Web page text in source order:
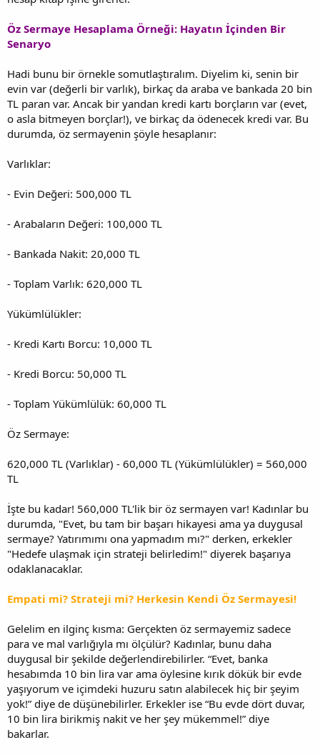
Öz Sermaye Hesaplama Örneği: Hayatın İçinden Bir
Senaryo
Hadi bunu bir örnekle somutlaştıralım. Diyelim ki, senin bir
evin var (değerli bir varlık), birkaç da araba ve bankada 20 bin
TL paran var. Ancak bir yandan kredi kartı borçların var (evet,
o asla bitmeyen borçlar!), ve birkaç da ödenecek kredi var. Bu
durumda, öz sermayenin şöyle hesaplanır:
Varlıklar:
- Evin Değeri: 500,000 TL
- Arabaların Değeri: 100,000 TL
- Bankada Nakit: 20,000 TL
- Toplam Varlık: 620,000 TL
Yükümlülükler:
- Kredi Kartı Borcu: 10,000 TL
- Kredi Borcu: 50,000 TL
- Toplam Yükümlülük: 60,000 TL
Öz Sermaye:
620,000 TL (Varlıklar) - 60,000 TL (Yükümlülükler) = 560,000
TL
İşte bu kadar! 560,000 TL'lik bir öz sermayen var! Kadınlar bu
durumda, "Evet, bu tam bir başarı hikayesi ama ya duygusal
sermaye? Yatırımımı ona yapmadım mı?" derken, erkekler
"Hedefe ulaşmak için strateji belirledim!" diyerek başarıya
odaklanacaklar.
Empati mi? Strateji mi? Herkesin Kendi Öz Sermayesi!
Gelelim en ilginç kısma: Gerçekten öz sermayemiz sadece
para ve mal varlığıyla mı ölçülür? Kadınlar, bunu daha
duygusal bir şekilde değerlendirebilirler. “Evet, banka
hesabımda 10 bin lira var ama öylesine kırık dökük bir evde
yaşıyorum ve içimdeki huzuru satın alabilecek hiç bir şeyim
yok!” diye de düşünebilirler. Erkekler ise “Bu evde dört duvar,
10 bin lira birikmiş nakit ve her şey mükemmel!” diye
bakarlar.